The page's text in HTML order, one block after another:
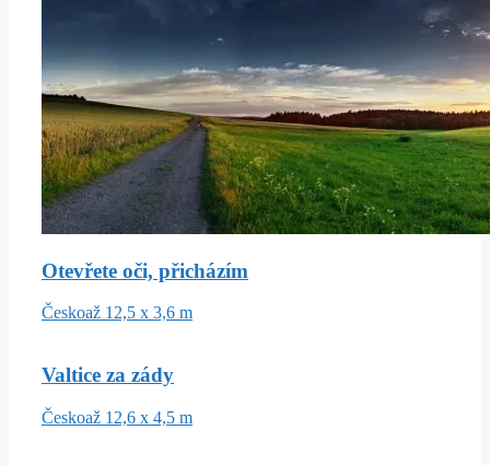
Otevřete oči, přicházím
Českoaž 12,5 x 3,6 m
Valtice za zády
Českoaž 12,6 x 4,5 m